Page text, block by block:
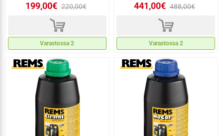
199,00€ 220,00€
d
Varastossa 2
441,00€ 488,00€
d
Varastossa 2